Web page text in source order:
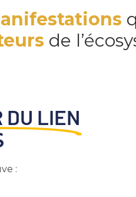
de
DU LIEN
: